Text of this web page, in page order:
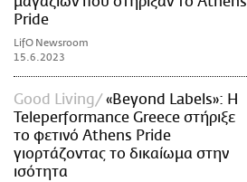
Pride
LifO Newsroom
15.6.2023
Good Living
«Beyond Labels»: Η
Teleperformance Greece στήριξε
το φετινό Athens Pride
γιορτάζοντας το δικαίωμα στην
ισότητα